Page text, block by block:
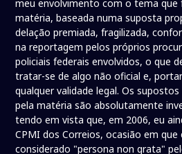
meu envolvimento com o tema
matéria, baseada numa suposta
delação premiada, fragilizada,
na reportagem pelos próprios
policiais federais envolvidos, o que
tratar-se de algo não oficial e,
qualquer validade legal. Os
pela matéria são absolutamente
tendo em vista que, em 2006, eu
CPMI dos Correios, ocasião em que
considerado "persona non grata"